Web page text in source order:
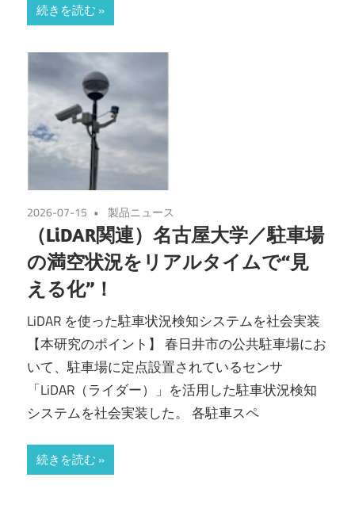
続きを読む
2026-07-15 製品ニュース
（LiDAR関連）名古屋大学／駐車場
の満空状況をリアルタイムで“見
える化”！
LiDAR を使った駐車状況検知システムを社会実装
【本研究のポイント】 春日井市の公共駐車場にお
いて、駐車場に定点設置されているセンサ
「LiDAR（ライダー）」を活用した駐車状況検知
システムを社会実装した。 各駐車スペ
続きを読む